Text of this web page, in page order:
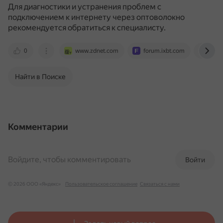
Для диагностики и устранения проблем с
подключением к интернету через оптоволокно
рекомендуется обратиться к специалисту.
0 www.zdnet.com forum.ixbt.com
Найти в Поиске
Комментарии
Войти
Войдите, чтобы комментировать
© 2026 ООО «Яндекс» Пользовательское соглашение Связаться с нами